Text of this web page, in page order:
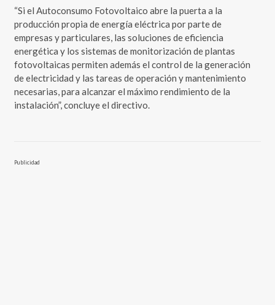
“Si el Autoconsumo Fotovoltaico abre la puerta a la
producción propia de energía eléctrica por parte de
empresas y particulares, las soluciones de eficiencia
energética y los sistemas de monitorización de plantas
fotovoltaicas permiten además el control de la generación
de electricidad y las tareas de operación y mantenimiento
necesarias, para alcanzar el máximo rendimiento de la
instalación”, concluye el directivo.
Publicidad